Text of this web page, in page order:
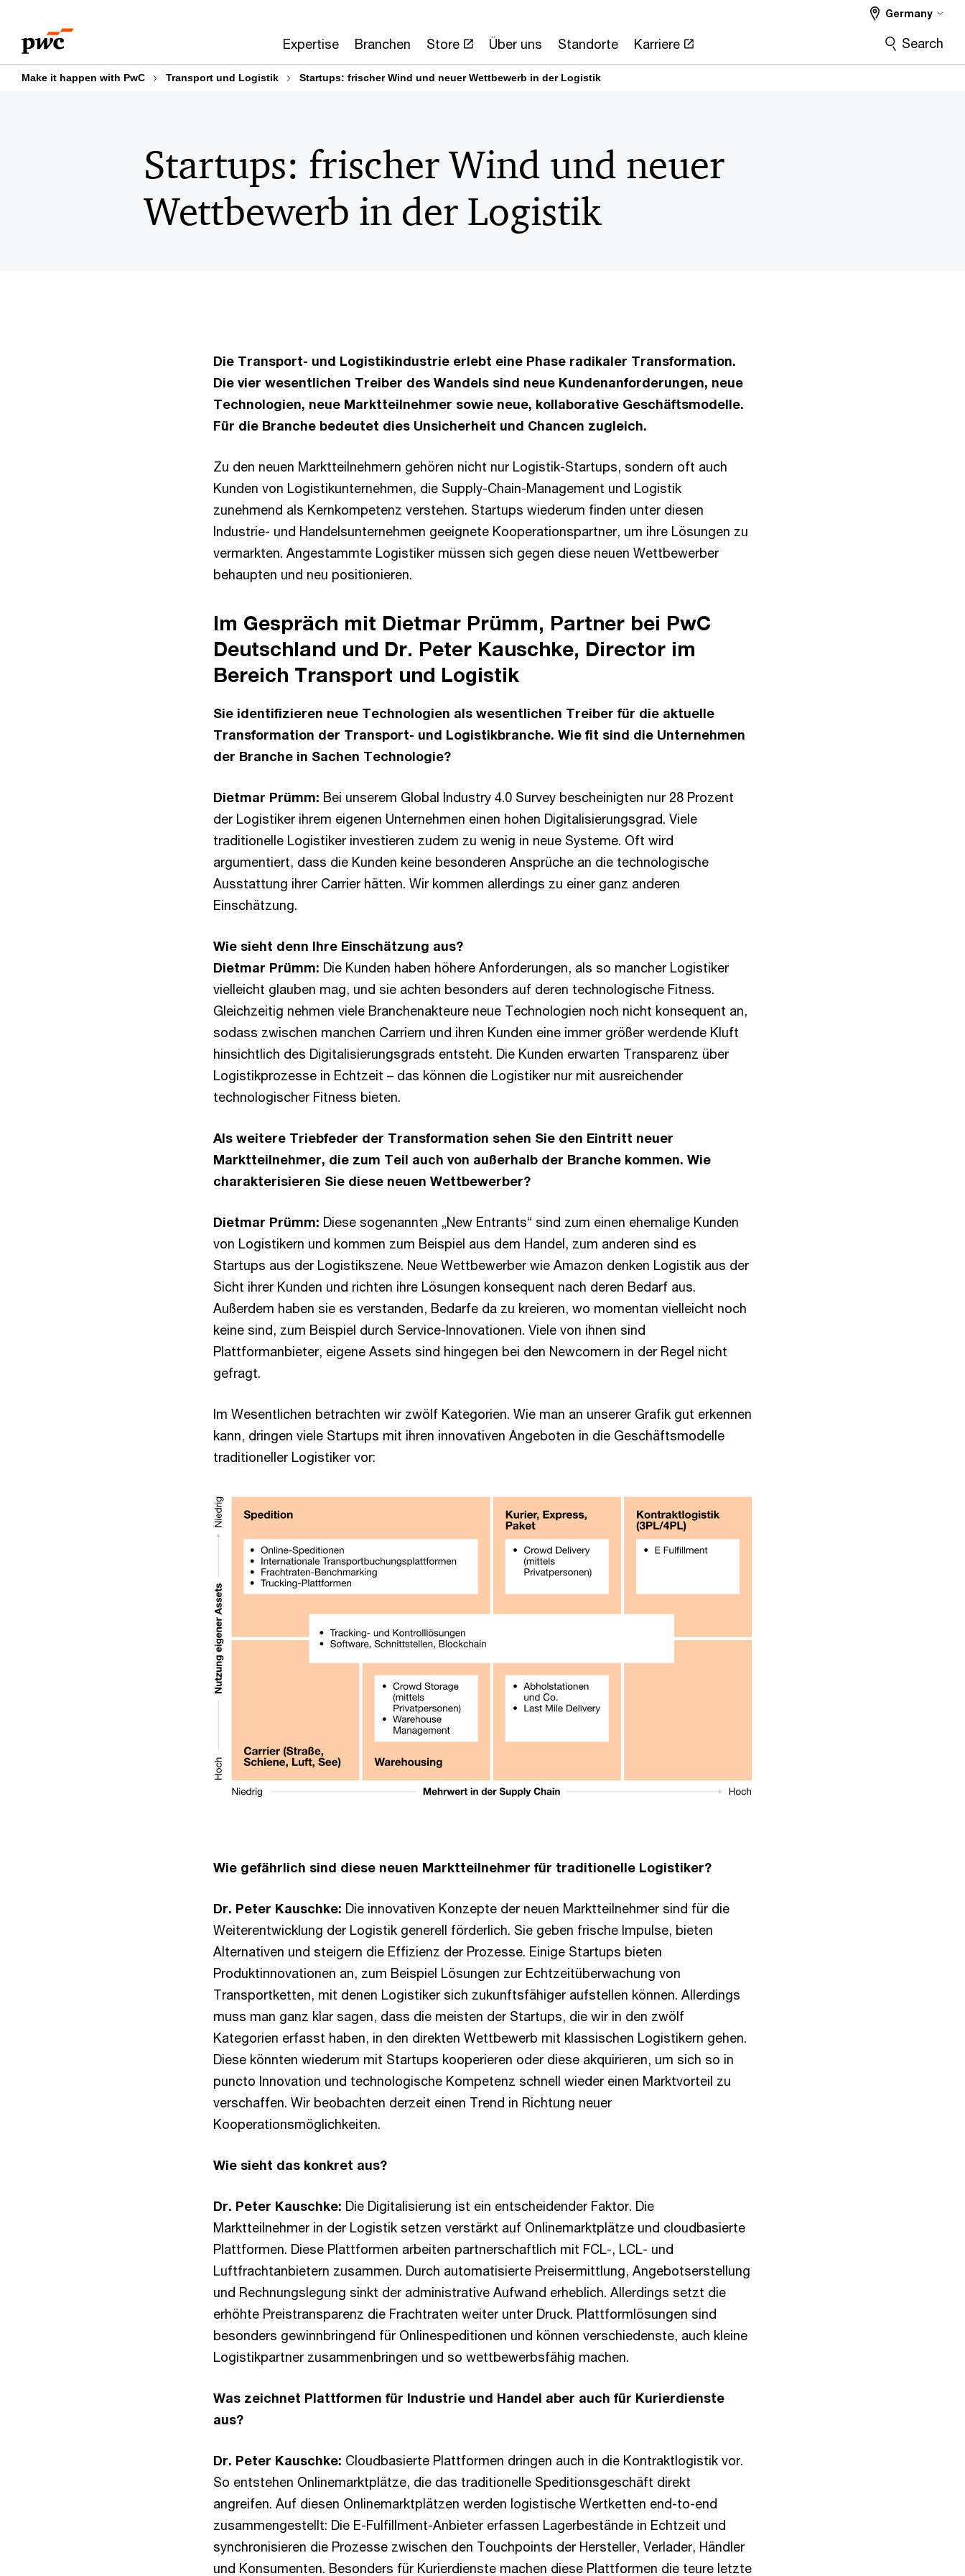
content
footer
Expertise Branchen Store Über uns Standorte Karriere
Germany
Search
Make it happen with PwC Transport und Logistik Startups: frischer Wind und neuer Wettbewerb in der Logistik
Startups: frischer Wind und neuer
Wettbewerb in der Logistik
Die Transport- und Logistikindustrie erlebt eine Phase radikaler Transformation.
Die vier wesentlichen Treiber des Wandels sind neue Kundenanforderungen, neue
Technologien, neue Marktteilnehmer sowie neue, kollaborative Geschäftsmodelle.
Für die Branche bedeutet dies Unsicherheit und Chancen zugleich.
Zu den neuen Marktteilnehmern gehören nicht nur Logistik-Startups, sondern oft auch
Kunden von Logistikunternehmen, die Supply-Chain-Management und Logistik
zunehmend als Kernkompetenz verstehen. Startups wiederum finden unter diesen
Industrie- und Handelsunternehmen geeignete Kooperationspartner, um ihre Lösungen zu
vermarkten. Angestammte Logistiker müssen sich gegen diese neuen Wettbewerber
behaupten und neu positionieren.
Im Gespräch mit Dietmar Prümm, Partner bei PwC
Deutschland und Dr. Peter Kauschke, Director im
Bereich Transport und Logistik
Sie identifizieren neue Technologien als wesentlichen Treiber für die aktuelle
Transformation der Transport- und Logistikbranche. Wie fit sind die Unternehmen
der Branche in Sachen Technologie?
Dietmar Prümm: Bei unserem Global Industry 4.0 Survey bescheinigten nur 28 Prozent
der Logistiker ihrem eigenen Unternehmen einen hohen Digitalisierungsgrad. Viele
traditionelle Logistiker investieren zudem zu wenig in neue Systeme. Oft wird
argumentiert, dass die Kunden keine besonderen Ansprüche an die technologische
Ausstattung ihrer Carrier hätten. Wir kommen allerdings zu einer ganz anderen
Einschätzung.
Wie sieht denn Ihre Einschätzung aus?
Dietmar Prümm: Die Kunden haben höhere Anforderungen, als so mancher Logistiker
vielleicht glauben mag, und sie achten besonders auf deren technologische Fitness.
Gleichzeitig nehmen viele Branchenakteure neue Technologien noch nicht konsequent an,
sodass zwischen manchen Carriern und ihren Kunden eine immer größer werdende Kluft
hinsichtlich des Digitalisierungsgrads entsteht. Die Kunden erwarten Transparenz über
Logistikprozesse in Echtzeit – das können die Logistiker nur mit ausreichender
technologischer Fitness bieten.
Als weitere Triebfeder der Transformation sehen Sie den Eintritt neuer
Marktteilnehmer, die zum Teil auch von außerhalb der Branche kommen. Wie
charakterisieren Sie diese neuen Wettbewerber?
Dietmar Prümm: Diese sogenannten „New Entrants“ sind zum einen ehemalige Kunden
von Logistikern und kommen zum Beispiel aus dem Handel, zum anderen sind es
Startups aus der Logistikszene. Neue Wettbewerber wie Amazon denken Logistik aus der
Sicht ihrer Kunden und richten ihre Lösungen konsequent nach deren Bedarf aus.
Außerdem haben sie es verstanden, Bedarfe da zu kreieren, wo momentan vielleicht noch
keine sind, zum Beispiel durch Service-Innovationen. Viele von ihnen sind
Plattformanbieter, eigene Assets sind hingegen bei den Newcomern in der Regel nicht
gefragt.
Im Wesentlichen betrachten wir zwölf Kategorien. Wie man an unserer Grafik gut erkennen
kann, dringen viele Startups mit ihren innovativen Angeboten in die Geschäftsmodelle
traditioneller Logistiker vor:
Wie gefährlich sind diese neuen Marktteilnehmer für traditionelle Logistiker?
Dr. Peter Kauschke: Die innovativen Konzepte der neuen Marktteilnehmer sind für die
Weiterentwicklung der Logistik generell förderlich. Sie geben frische Impulse, bieten
Alternativen und steigern die Effizienz der Prozesse. Einige Startups bieten
Produktinnovationen an, zum Beispiel Lösungen zur Echtzeitüberwachung von
Transportketten, mit denen Logistiker sich zukunftsfähiger aufstellen können. Allerdings
muss man ganz klar sagen, dass die meisten der Startups, die wir in den zwölf
Kategorien erfasst haben, in den direkten Wettbewerb mit klassischen Logistikern gehen.
Diese könnten wiederum mit Startups kooperieren oder diese akquirieren, um sich so in
puncto Innovation und technologische Kompetenz schnell wieder einen Marktvorteil zu
verschaffen. Wir beobachten derzeit einen Trend in Richtung neuer
Kooperationsmöglichkeiten.
Wie sieht das konkret aus?
Dr. Peter Kauschke: Die Digitalisierung ist ein entscheidender Faktor. Die
Marktteilnehmer in der Logistik setzen verstärkt auf Onlinemarktplätze und cloudbasierte
Plattformen. Diese Plattformen arbeiten partnerschaftlich mit FCL-, LCL- und
Luftfrachtanbietern zusammen. Durch automatisierte Preisermittlung, Angebotserstellung
und Rechnungslegung sinkt der administrative Aufwand erheblich. Allerdings setzt die
erhöhte Preistransparenz die Frachtraten weiter unter Druck. Plattformlösungen sind
besonders gewinnbringend für Onlinespeditionen und können verschiedenste, auch kleine
Logistikpartner zusammenbringen und so wettbewerbsfähig machen.
Was zeichnet Plattformen für Industrie und Handel aber auch für Kurierdienste
aus?
Dr. Peter Kauschke: Cloudbasierte Plattformen dringen auch in die Kontraktlogistik vor.
So entstehen Onlinemarktplätze, die das traditionelle Speditionsgeschäft direkt
angreifen. Auf diesen Onlinemarktplätzen werden logistische Wertketten end-to-end
zusammengestellt: Die E-Fulfillment-Anbieter erfassen Lagerbestände in Echtzeit und
synchronisieren die Prozesse zwischen den Touchpoints der Hersteller, Verlader, Händler
und Konsumenten. Besonders für Kurierdienste machen diese Plattformen die teure letzte